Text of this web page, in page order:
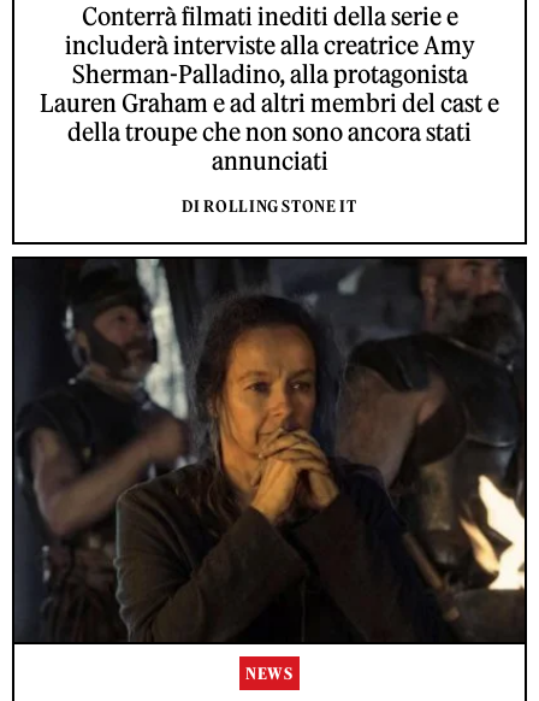
Conterrà filmati inediti della serie e
includerà interviste alla creatrice Amy
Sherman-Palladino, alla protagonista
Lauren Graham e ad altri membri del cast e
della troupe che non sono ancora stati
annunciati
DI ROLLING STONE IT
NEWS